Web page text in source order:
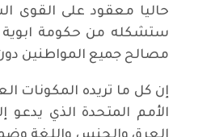
حاليا معقود على القوى
ستشكله من حكومة ابوية
مصالح جميع المواطنين
إن كل ما تريده المكونات
الأمم المتحدة الذي يدعو